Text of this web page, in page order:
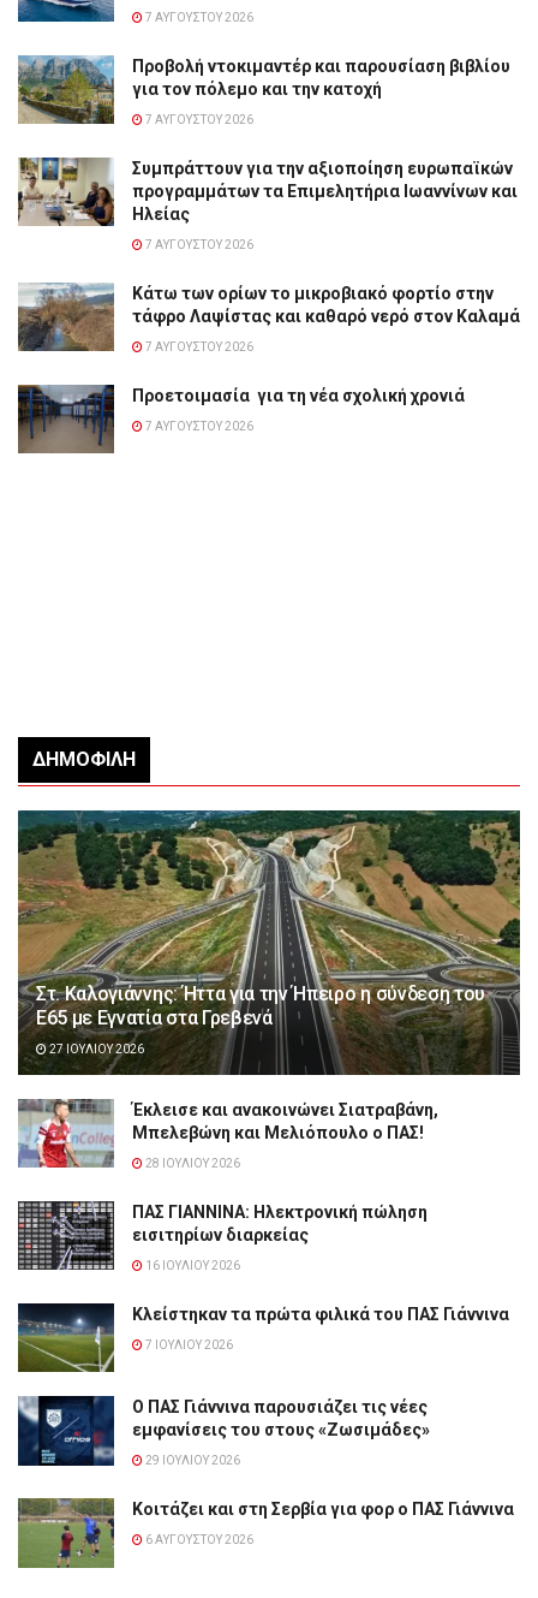
7 ΑΥΓΟΎΣΤΟΥ 2026
Προβολή ντοκιμαντέρ και παρουσίαση βιβλίου
για τον πόλεμο και την κατοχή
7 ΑΥΓΟΎΣΤΟΥ 2026
Συμπράττουν για την αξιοποίηση ευρωπαϊκών
προγραμμάτων τα Επιμελητήρια Ιωαννίνων και
Ηλείας
7 ΑΥΓΟΎΣΤΟΥ 2026
Κάτω των ορίων το μικροβιακό φορτίο στην
τάφρο Λαψίστας και καθαρό νερό στον Καλαμά
7 ΑΥΓΟΎΣΤΟΥ 2026
Προετοιμασία για τη νέα σχολική χρονιά
7 ΑΥΓΟΎΣΤΟΥ 2026
ΔΗΜΟΦΙΛΉ
Στ. Καλογιάννης: Ήττα για την Ήπειρο η σύνδεση του
Ε65 με Εγνατία στα Γρεβενά
27 ΙΟΥΛΊΟΥ 2026
Έκλεισε και ανακοινώνει Σιατραβάνη,
Μπελεβώνη και Μελιόπουλο ο ΠΑΣ!
28 ΙΟΥΛΊΟΥ 2026
ΠΑΣ ΓΙΑΝΝΙΝΑ: Hλεκτρονική πώληση
εισιτηρίων διαρκείας
16 ΙΟΥΛΊΟΥ 2026
Κλείστηκαν τα πρώτα φιλικά του ΠΑΣ Γιάννινα
7 ΙΟΥΛΊΟΥ 2026
Ο ΠΑΣ Γιάννινα παρουσιάζει τις νέες
εμφανίσεις του στους «Ζωσιμάδες»
29 ΙΟΥΛΊΟΥ 2026
Κοιτάζει και στη Σερβία για φορ ο ΠΑΣ Γιάννινα
6 ΑΥΓΟΎΣΤΟΥ 2026